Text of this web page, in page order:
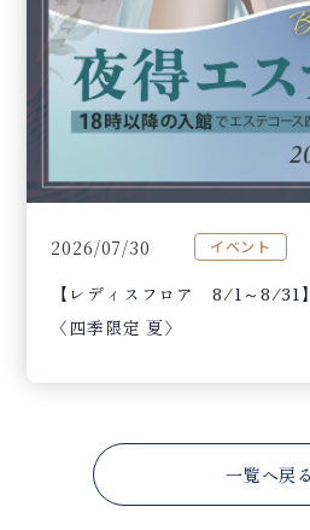
2026/07/30 イベント
【レディスフロア 8/1～8/31
〈四季限定 夏〉
一覧へ戻る